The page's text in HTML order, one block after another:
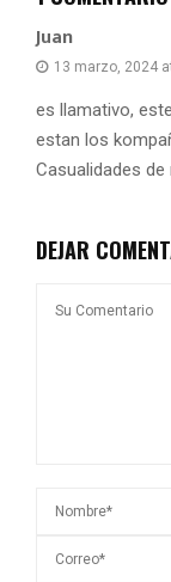
Juan
13 marzo, 2024
es llamativo,
estan los
Casualidades de
DEJAR